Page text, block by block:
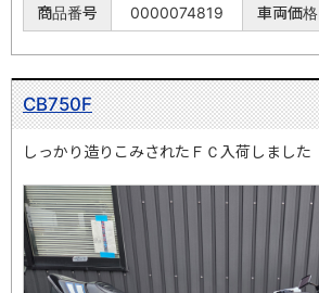
商品番号 0000074819 車両価格
CB750F
しっかり造りこみされたＦＣ入荷しました